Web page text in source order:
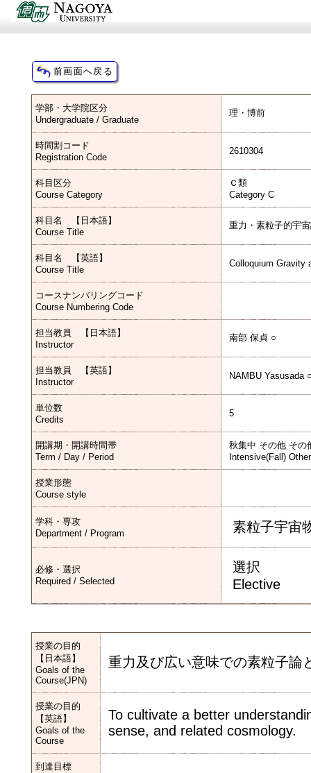
学部・大学院区分
Undergraduate / Graduate
理・博前
時間割コード
Registration Code
2610304
科目区分
Course Category
Ｃ類
Category C
科目名 【日本語】
Course Title
重力・素粒子的宇
科目名 【英語】
Course Title
Colloquium Gravity
コースナンバリングコード
Course Numbering Code
担当教員 【日本語】
Instructor
南部 保貞 ○
担当教員 【英語】
Instructor
NAMBU Yasusada
単位数
Credits
5
開講期・開講時間帯
Term / Day / Period
秋集中 その他 その
Intensive(Fall)
授業形態
Course style
学科・専攻
Department / Program
素粒子宇宙
必修・選択
Required / Selected
選択
Elective
授業の目的
【日本語】
Goals of the
Course(JPN)
重力及び広い意味での素粒子論
授業の目的
【英語】
Goals of the
Course
To cultivate a better
sense, and related cosmology.
到達目標